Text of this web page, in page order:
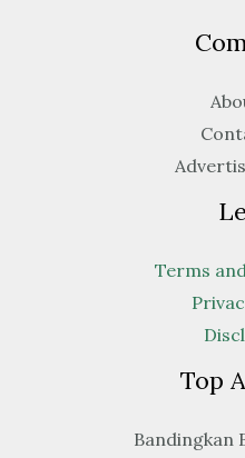
Terms
Top
Bandingkan